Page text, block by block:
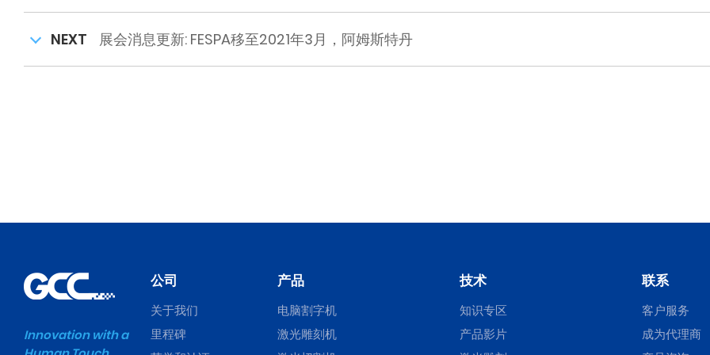
NEXT 展会消息更新: FESPA移至2021年3月，阿姆斯特丹
Innovation with a
公司
关于我们
里程碑
产品
电脑割字机
激光雕刻机
技术
知识专区
产品影片
联系
客户服务
成为代理商